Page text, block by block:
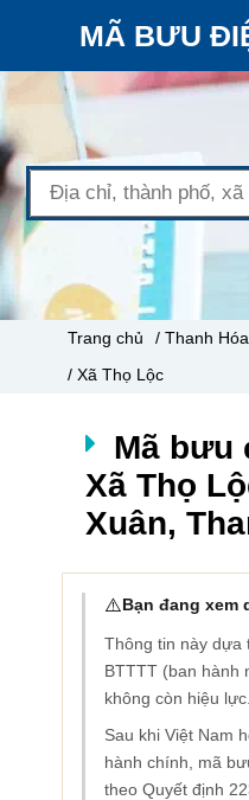
MÃ BƯU
Trang chủ / Thanh Hóa
/ Xã Thọ Lộc
Mã bưu
Xã Thọ
Xuân,
⚠️Bạn đang xem
Thông tin này dựa
BTTTT (ban hành
không còn hiệu lực.
Sau khi Việt Nam
hành chính, mã
theo Quyết định